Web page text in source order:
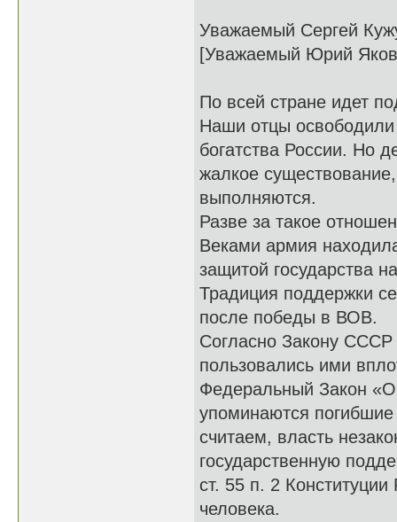
Уважаемый Сергей
[Уважаемый Юрий
По всей стране идет
Наши отцы
богатства России. Но
жалкое
выполняются.
Разве за такое
Веками армия
защитой государства
Традиция поддержки
после победы в ВОВ.
Согласно Закону СССР
пользовались ими
Федеральный Закон «О
упоминаются
считаем, власть
государственную
ст. 55 п. 2
человека.